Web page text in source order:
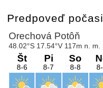
Predpoveď